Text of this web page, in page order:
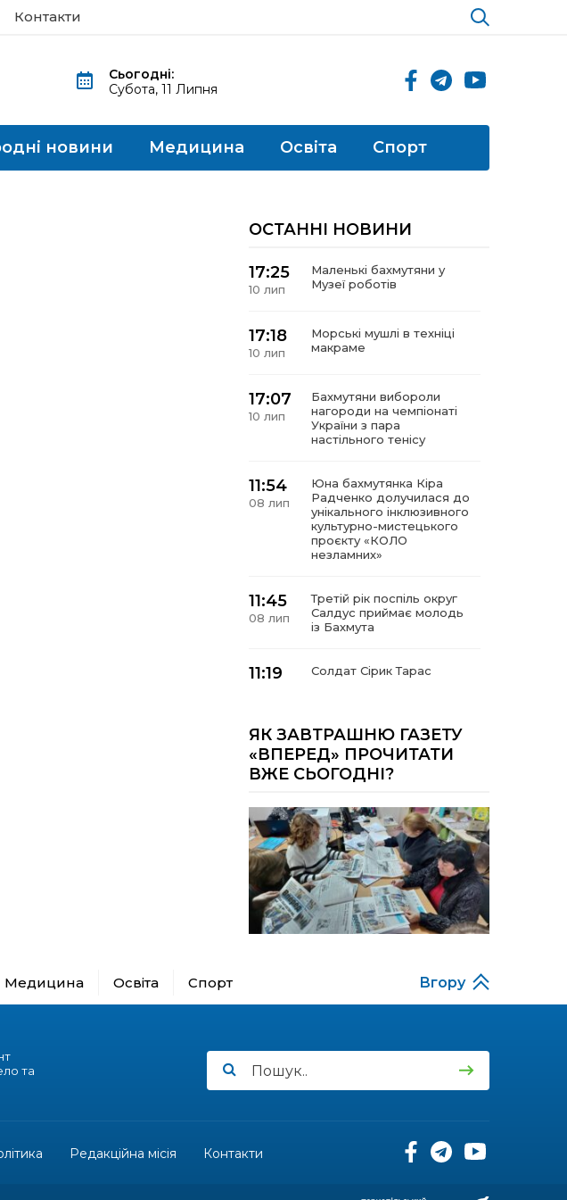
Контакти
Сьогодні:
Субота, 11 Липня
новини Медицина Освіта Спорт
ОСТАННІ НОВИНИ
17:25
10 лип
Маленькі бахмутяни у
Музеї роботів
17:18
10 лип
Морські мушлі в техніці
макраме
17:07
10 лип
Бахмутяни вибороли
нагороди на чемпіонаті
України з пара
настільного тенісу
11:54
08 лип
Юна бахмутянка Кіра
Радченко долучилася до
унікального інклюзивного
культурно-мистецького
проєкту «КОЛО
незламних»
11:45
08 лип
Третій рік поспіль округ
Салдус приймає молодь
із Бахмута
11:19
Солдат Сірик Тарас
14:07
06 лип
Де тчуться долі
13:52
06 лип
Бахмутяни у Полтаві
побували на концерті
«Натхненні літом»
13:46
06 лип
Частині ВПО можуть
призупинити виплати: що
варто зробити
переселенцям
03 лип
20:48
ЯК ЗАВТРАШНЮ ГАЗЕТУ
«ВПЕРЕД» ПРОЧИТАТИ
ВЖЕ СЬОГОДНІ?
Медицина Освіта Спорт Вгору
та
Редакційна місія Контакти